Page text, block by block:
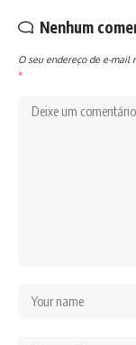
Nenhum
O seu endereço de e-mail
*